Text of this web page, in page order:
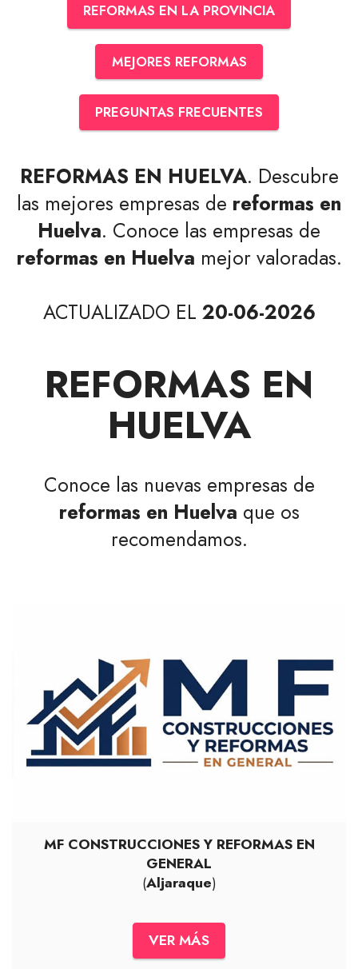
REFORMAS EN LA PROVINCIA
MEJORES REFORMAS
PREGUNTAS FRECUENTES
REFORMAS EN HUELVA. Descubre
las mejores empresas de reformas en
Huelva. Conoce las empresas de
reformas en Huelva mejor valoradas.
ACTUALIZADO EL 20-06-2026
REFORMAS EN
HUELVA
Conoce las nuevas empresas de
reformas en Huelva que os
recomendamos.
MF CONSTRUCCIONES Y REFORMAS EN
GENERAL
(Aljaraque)
VER MÁS